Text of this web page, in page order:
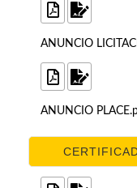
ANUNCIO
ANUNCIO